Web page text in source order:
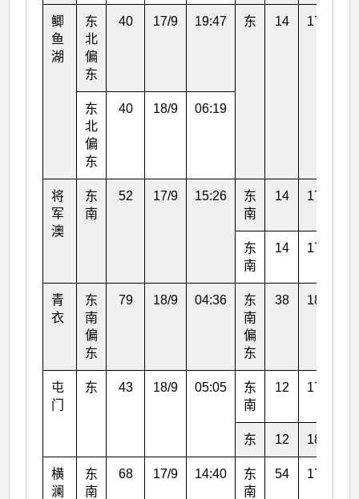
鲫
鱼
湖
东
北
偏
东
40 17/9 19:47 东 14 17/9
东
北
偏
东
40 18/9 06:19
将
军
澳
东
南
52 17/9 15:26
东
南
14 17/9
东
南
14 17/9
青
衣
东
南
偏
东
79 18/9 04:36
东
南
偏
东
38 18/9
屯
门
东 43 18/9 05:05
东
南
12 17/9
东 12 18/9
横
澜
东
南
68 17/9 14:40
东
南
54 17/9